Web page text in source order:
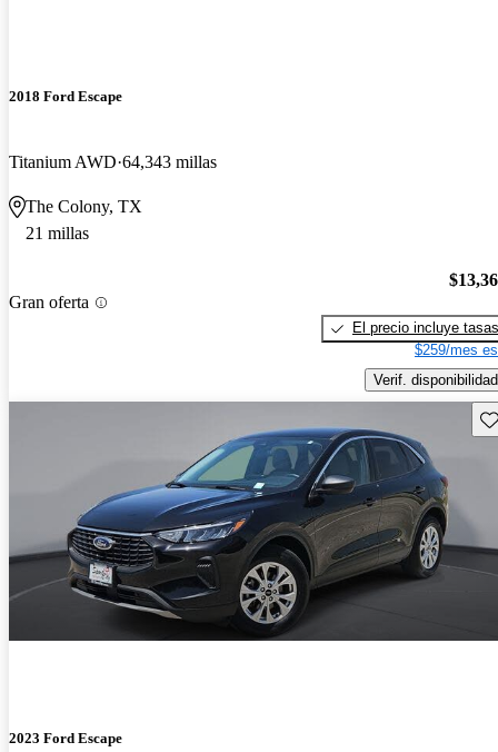
2018 Ford Escape
Titanium AWD 64,343 millas
The Colony, TX
21 millas
Gran oferta
El precio incluye tasas
$259/mes
Verif. disponibilidad
2023 Ford Escape